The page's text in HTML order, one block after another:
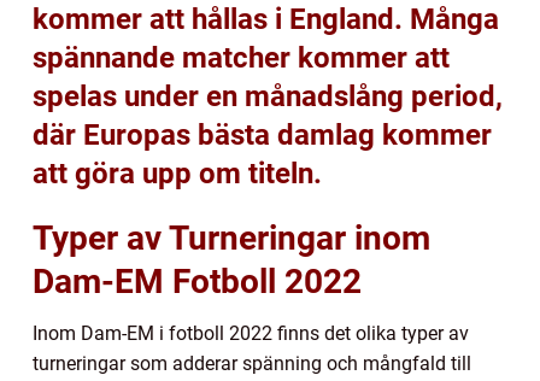
kommer att hållas i England. Många
spännande matcher kommer att
spelas under en månadslång period,
där Europas bästa damlag kommer
att göra upp om titeln.
Typer av Turneringar inom
Dam-EM Fotboll 2022
Inom Dam-EM i fotboll 2022 finns det olika typer av
turneringar som adderar spänning och mångfald till